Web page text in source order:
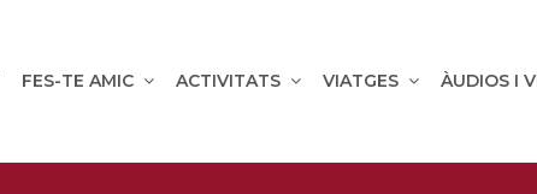
FES-TE AMIC ACTIVITATS VIATGES ÀUDIOS I